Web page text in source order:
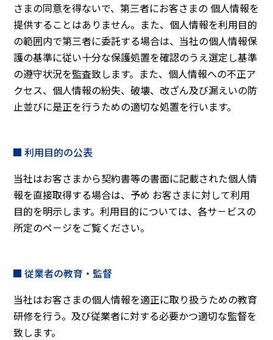
さまの同意を得ないで、第三者にお客さまの 個人情報を
提供することはありません。また、個人情報を利用目的
の範囲内で第三者に委託する場合は、当社の個人情報保
護の基準に従い十分な保護処置を確認のうえ選定し基準
の遵守状況を監査致します。また、個人情報への不正ア
クセス、個人情報の紛失、破壊、改ざん及び漏えいの防
止並びに是正を行うための適切な処置を行います。
利用目的の公表
当社はお客さまから契約書等の書面に記載された個人情
報を直接取得する場合は、予め お客さまに対して利用
目的を明示します。利用目的については、各サ－ビスの
所定のペ－ジをご覧ください。
従業者の教育・監督
当社はお客さまの個人情報を適正に取り扱うための教育
研修を行う。及び従業者に対する必要かつ適切な監督を
致します。